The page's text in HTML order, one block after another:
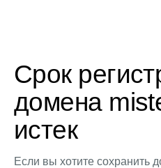
Срок
домена
истек
Если вы хотите сохранить